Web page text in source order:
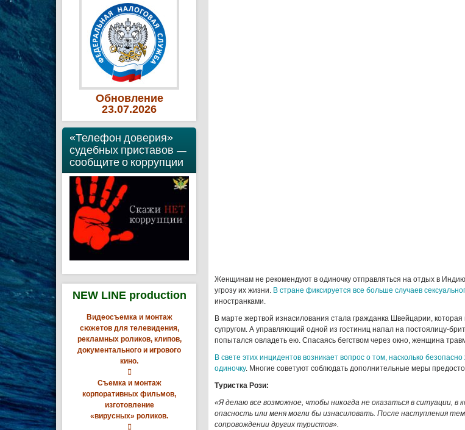
Обновление
23.07.2026
«Телефон доверия»
судебных приставов —
сообщите о коррупции
NEW LINE production
Видеосъемка и монтаж
сюжетов для телевидения,
рекламных роликов, клипов,
документального и игрового
кино.

Съемка и монтаж
корпоративных фильмов,
изготовление
«вирусных» роликов.

Женщинам не рекомендуют в одиночку отправляться на отдых в
угрозу их жизни. В стране фиксируется все больше случаев
иностранками.
В марте жертвой изнасилования стала гражданка Швейцарии,
супругом. А управляющий одной из гостиниц напал на постоялицу-
попытался овладеть ею. Спасаясь бегством через окно, женщина
В свете этих инцидентов возникает вопрос о том, насколько
одиночку. Многие советуют соблюдать дополнительные меры
Туристка Рози:
«Я делаю все возможное, чтобы никогда не оказаться в ситуации, в
опасность или меня могли бы изнасиловать. После наступления
сопровождении других туристов».